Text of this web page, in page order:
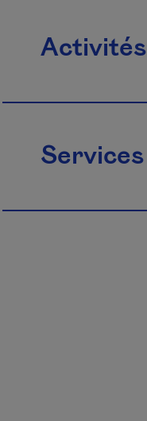
Activités
Services